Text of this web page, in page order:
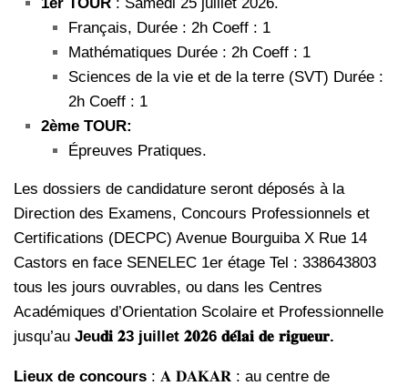
Français, Durée : 2h Coeff : 1
Mathématiques Durée : 2h Coeff : 1
Sciences de la vie et de la terre (SVT) Durée :
2h Coeff : 1
2ème TOUR:
Épreuves Pratiques.
Les dossiers de candidature seront déposés à la
Direction des Examens, Concours Professionnels et
Certifications (DECPC) Avenue Bourguiba X Rue 14
Castors en face SENELEC 1er étage Tel : 338643803
tous les jours ouvrables, ou dans les Centres
Académiques d’Orientation Scolaire et Professionnelle
jusqu’au Jeu𝐝𝐢 𝟐3 juillet 𝟐𝟎𝟐6 𝐝𝐞́𝐥𝐚𝐢 𝐝𝐞 𝐫𝐢𝐠𝐮𝐞𝐮𝐫.
Lieux de concours : 𝐀 𝐃𝐀𝐊𝐀𝐑 : au centre de